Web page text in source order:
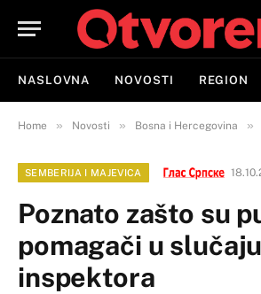
NASLOVNA NOVOSTI REGION
Home » Novosti » Bosna i Hercegovina »
SEMBERIJA I MAJEVICA
Poznato zašto su
pomagači u
inspektora